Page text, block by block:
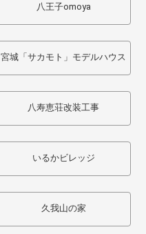
八王子omoya
宮城「サカモト」モデルハウス
八寿恵荘改装工事
いるかビレッジ
久我山の家